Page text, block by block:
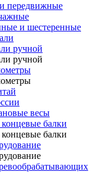
передвижные
и шестеренные
ручной
ручной
весы
балки
балки